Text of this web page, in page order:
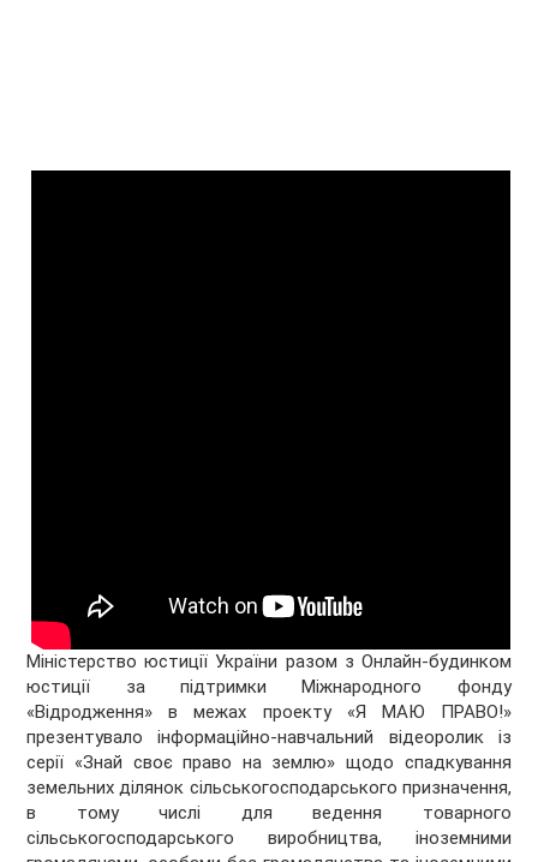
Міністерство юстиції України разом з Онлайн-будинком
юстиції за підтримки Міжнародного фонду
«Відродження» в межах проекту «Я МАЮ ПРАВО!»
презентувало інформаційно-навчальний відеоролик із
серії «Знай своє право на землю» щодо спадкування
земельних ділянок сільськогосподарського призначення,
в тому числі для ведення товарного
сільськогосподарського виробництва, іноземними